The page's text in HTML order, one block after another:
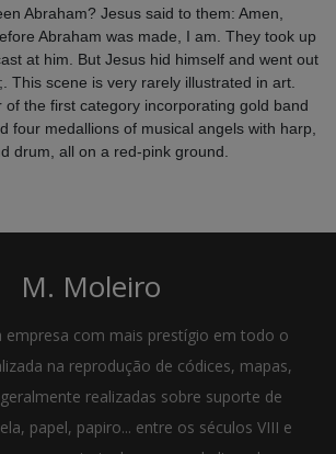
Abraham? Jesus said to them: Amen,
Abraham was made, I am. They took up
at him. But Jesus hid himself and went out
This scene is very rarely illustrated in art.
the first category incorporating gold band
four medallions of musical angels with harp,
drum, all on a red-pink ground.
M. Moleiro
empresa com mais prestígio em todo o
na reprodução de códices, mapas,
realizadas sobre suporte de
papel, papiro... entre os séculos VIII e